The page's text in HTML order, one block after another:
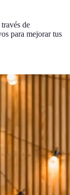
de
para mejorar tus